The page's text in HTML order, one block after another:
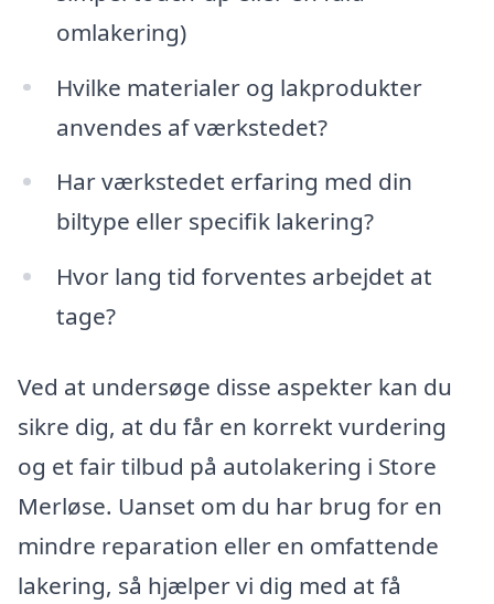
omlakering)
Hvilke materialer og lakprodukter
anvendes af værkstedet?
Har værkstedet erfaring med din
biltype eller specifik lakering?
Hvor lang tid forventes arbejdet at
tage?
Ved at undersøge disse aspekter kan du
sikre dig, at du får en korrekt vurdering
og et fair tilbud på autolakering i Store
Merløse. Uanset om du har brug for en
mindre reparation eller en omfattende
lakering, så hjælper vi dig med at få